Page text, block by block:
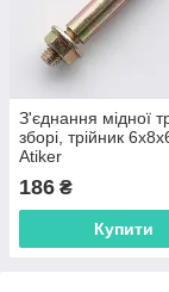
З'єднання мідної
зборі, трійник
Atiker
186 ₴
Купити